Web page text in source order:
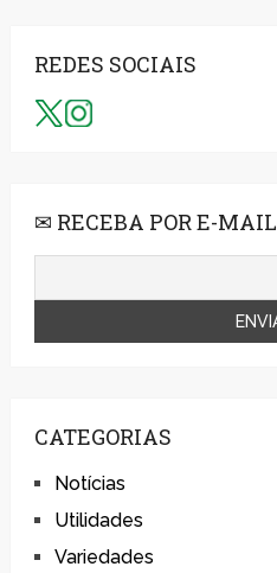
REDES SOCIAIS
✉ RECEBA POR E-MAIL
CATEGORIAS
Notícias
Utilidades
Variedades